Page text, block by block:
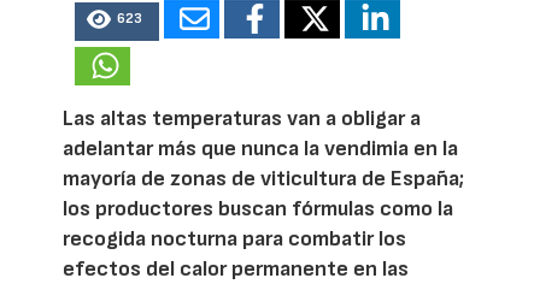
623
Las altas temperaturas van a obligar a
adelantar más que nunca la vendimia en la
mayoría de zonas de viticultura de España;
los productores buscan fórmulas como la
recogida nocturna para combatir los
efectos del calor permanente en las